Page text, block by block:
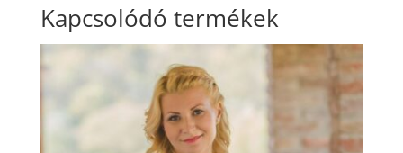
Kapcsolódó termékek